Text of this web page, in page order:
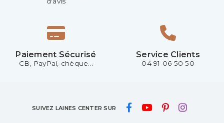
Paiement Sécurisé
CB, PayPal, chèque...
Service Clients
04 91 06 50 50
SUIVEZ LAINES CENTER SUR